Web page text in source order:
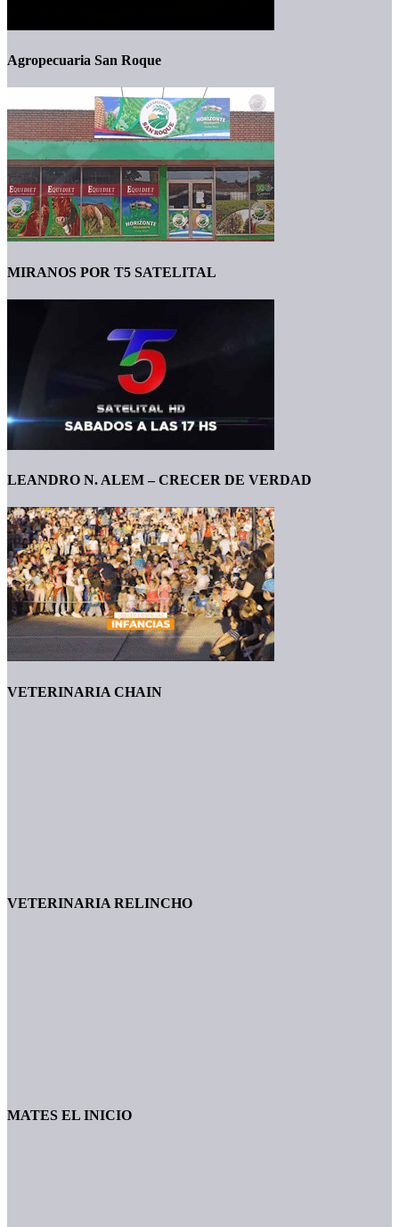
Agropecuaria San Roque
MIRANOS POR T5 SATELITAL
LEANDRO N. ALEM – CRECER DE VERDAD
VETERINARIA CHAIN
VETERINARIA RELINCHO
MATES EL INICIO